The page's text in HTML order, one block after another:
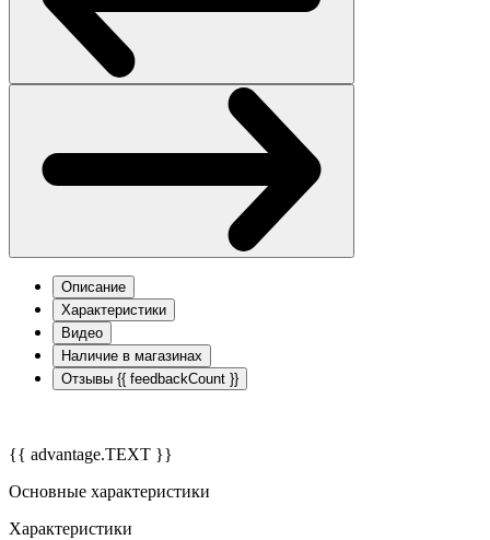
Описание
Характеристики
Видео
Наличие в магазинах
Отзывы {{ feedbackCount }}
{{ advantage.TEXT }}
Основные характеристики
Характеристики